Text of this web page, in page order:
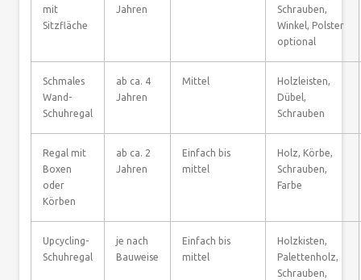
mit
Sitzfläche
Jahren
Schrauben,
Winkel, Polster
optional
Schmales
Wand-
Schuhregal
ab ca. 4
Jahren
Mittel
Holzleisten,
Dübel,
Schrauben
Regal mit
Boxen
oder
Körben
ab ca. 2
Jahren
Einfach bis
mittel
Holz, Körbe,
Schrauben,
Farbe
Upcycling-
Schuhregal
je nach
Bauweise
Einfach bis
mittel
Holzkisten,
Palettenholz,
Schrauben,